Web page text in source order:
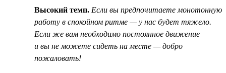
Высокий темп. Если вы предпочитаете монотонную
работу в спокойном ритме — у нас будет тяжело.
Если же вам необходимо постоянное движение
и вы не можете сидеть на месте — добро
пожаловать!